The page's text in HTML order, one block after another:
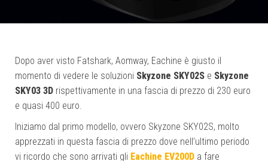
Dopo aver visto Fatshark, Aomway, Eachine è giusto il
momento di vedere le soluzioni Skyzone SKY02S e Skyzone
SKY03 3D rispettivamente in una fascia di prezzo di 230 euro
e quasi 400 euro.
Iniziamo dal primo modello, ovvero Skyzone SKY02S, molto
apprezzati in questa fascia di prezzo dove nell’ultimo periodo
vi ricordo che sono arrivati gli Eachine EV200D a fare